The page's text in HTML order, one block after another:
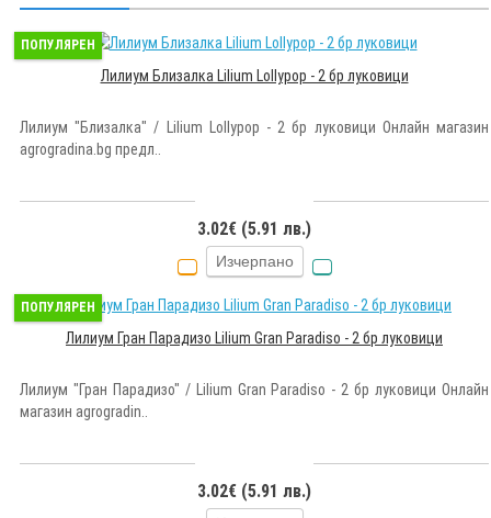
ПОПУЛЯРЕН
Лилиум Близалка Lilium Lollypop - 2 бр луковици
Лилиум "Близалка" / Lilium Lollypop - 2 бр луковици Онлайн магазин
agrogradina.bg предл..
3.02€ (5.91 лв.)
Изчерпано
ПОПУЛЯРЕН
Лилиум Гран Парадизо Lilium Gran Paradiso - 2 бр луковици
Лилиум "Гран Парадизо" / Lilium Gran Paradiso - 2 бр луковици Онлайн
магазин agrogradin..
3.02€ (5.91 лв.)